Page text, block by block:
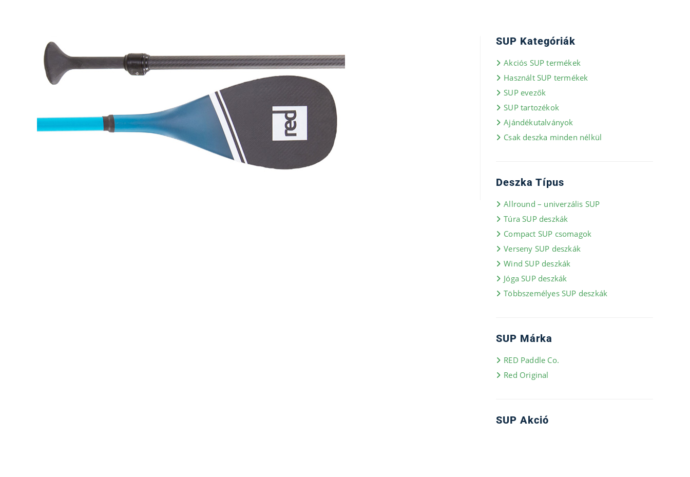
SUP Kategóriák
Akciós SUP termékek
Használt SUP termékek
SUP evezők
SUP tartozékok
Ajándékutalványok
Csak deszka minden nélkül
Deszka Típus
Allround – univerzális SUP
Túra SUP deszkák
Compact SUP csomagok
Verseny SUP deszkák
Wind SUP deszkák
Jóga SUP deszkák
Többszemélyes SUP deszkák
SUP Márka
RED Paddle Co.
Red Original
SUP Akció